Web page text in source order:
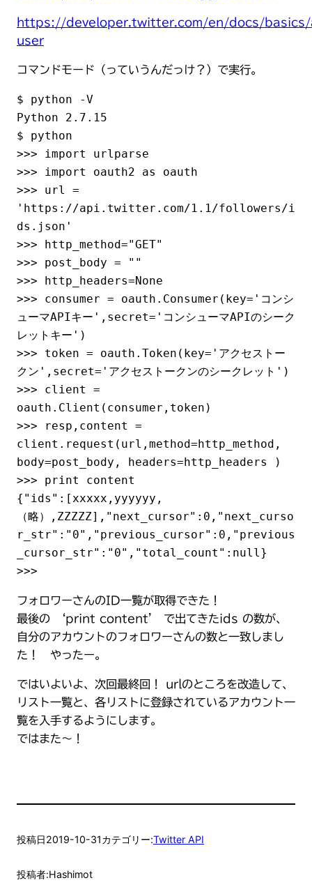
https://developer.twitter.com/en/docs/
user
コマンドモード（っていうんだっけ？）で実行。
$ python -V
Python 2.7.15
$ python
>>> import urlparse
>>> import oauth2 as oauth
>>> url =
'https://api.twitter.com/1.1/followers/i
ds.json'
>>> http_method="GET"
>>> post_body = ""
>>> http_headers=None
>>> consumer = oauth.Consumer(key='コンシ
ューマAPIキー',secret='コンシューマAPIのシーク
レットキー')
>>> token = oauth.Token(key='アクセストー
クン',secret='アクセストークンのシークレット')
>>> client =
oauth.Client(consumer,token)
>>> resp,content =
client.request(url,method=http_method,
body=post_body, headers=http_headers )
>>> print content
{"ids":[xxxxx,yyyyyy,
（略）,ZZZZZ],"next_cursor":0,"next_curso
r_str":"0","previous_cursor":0,"previous
_cursor_str":"0","total_count":null}
>>>
フォロワーさんのID一覧が取得できた！
最後の ‘print content’ で出てきたids の数が、
自分のアカウントのフォロワーさんの数と一致しまし
た！ やったー。
ではいよいよ、次回最終回！ urlのところを改造して、
リスト一覧と、各リストに登録されているアカウント一
覧を入手するようにします。
ではまた〜！
投稿日2019-10-31カテゴリー:Twitter API
投稿者:Hashimot